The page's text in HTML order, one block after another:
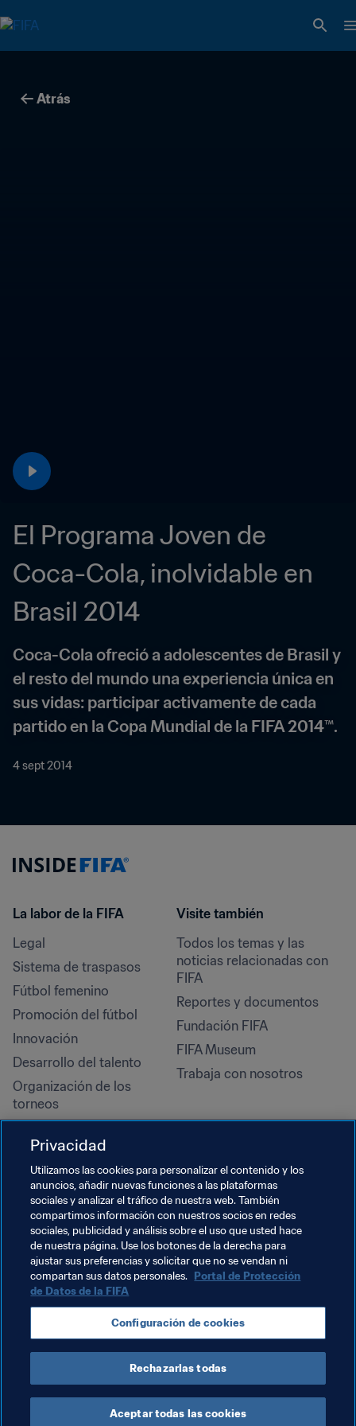
Atrás
El Programa Joven de
Coca-Cola, inolvidable en
Brasil 2014
Coca-Cola ofreció a adolescentes de Brasil y
el resto del mundo una experiencia única en
sus vidas: participar activamente de cada
partido en la Copa Mundial de la FIFA 2014™.
4 sept 2014
La labor de la FIFA
Legal
Sistema de traspasos
Fútbol femenino
Promoción del fútbol
Innovación
Desarrollo del talento
Organización de los
torneos
Derechos humanos y lucha
contra la discriminación
Salud y atención médica
Iniciativas educativas
Visite también
Todos los temas y las
noticias relacionadas con
FIFA
Reportes y documentos
Fundación FIFA
FIFA Museum
Trabaja con nosotros
TÉRMINOS DE SERVICIO
PORTAL DE PROTECCIÓN DE DATOS DE LA FIFA
DESCÁRGALO
CONFIGURACIÓN DE COOKIES
Copyright © 1994 - 2025 FIFA. Reservados todos los derechos.
Privacidad
Utilizamos las cookies para personalizar el contenido y los
anuncios, añadir nuevas funciones a las plataformas
sociales y analizar el tráfico de nuestra web. También
compartimos información con nuestros socios en redes
sociales, publicidad y análisis sobre el uso que usted hace
de nuestra página. Use los botones de la derecha para
ajustar sus preferencias y solicitar que no se vendan ni
compartan sus datos personales. Portal de Protección
de Datos de la FIFA
Configuración de cookies
Rechazarlas todas
Aceptar todas las cookies